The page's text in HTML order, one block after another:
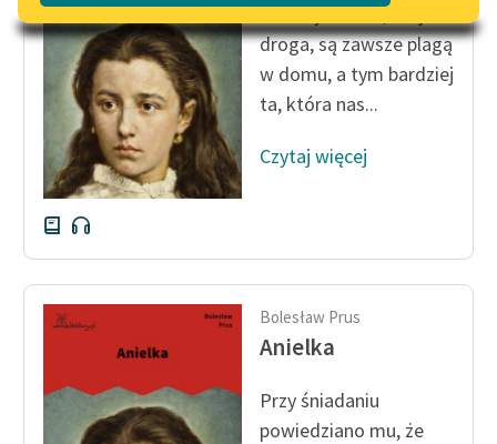
Lektury szkolne i klasyka
literatury do słuchania dla
uczennic i uczniów z
niepełnosprawnościami
E-kolekcja lektur
szkolnych i literatury do
słuchania dla uczennic i
uczniów z
niepełnosprawnościami
Feministyczne inspiracje.
Popularyzacja
skandynawskiej literatury
feministycznej
Ręce pełne poezji
Ubodzy krewni, moja
droga, są zawsze plagą
w domu, a tym bardziej
ta, która nas...
Czytaj więcej
Bolesław Prus
Anielka
Przy śniadaniu
powiedziano mu, że